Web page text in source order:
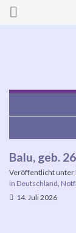
Balu, geb.
Veröffentlicht unter
in Deutschland
14. Juli 2026